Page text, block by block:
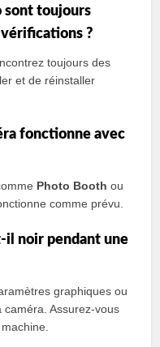
sont toujours
?
toujours des
et de réinstaller
fonctionne avec
Photo Booth ou
comme prévu.
il noir pendant une
graphiques ou
caméra. Assurez-vous